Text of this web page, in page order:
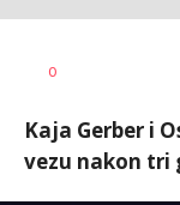
0
Kaja Gerber i
vezu nakon tri